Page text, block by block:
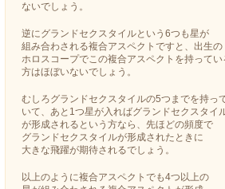
ないでしょう。
逆にグランドセクスタイルという6つも星が
組み合わされる複合アスペクトですと、出生の
ホロスコープでこの複合アスペクトを持ってい
方はほぼいないでしょう。
むしろグランドセクスタイルの5つまでを持っ
いて、あと1つ星が入ればグランドセクスタイ
が形成されるという方なら、先ほどの頻度で
グランドセクスタイルが形成されたときに
大きな飛躍が期待されるでしょう。
以上のように複合アスペクトでも4つ以上の